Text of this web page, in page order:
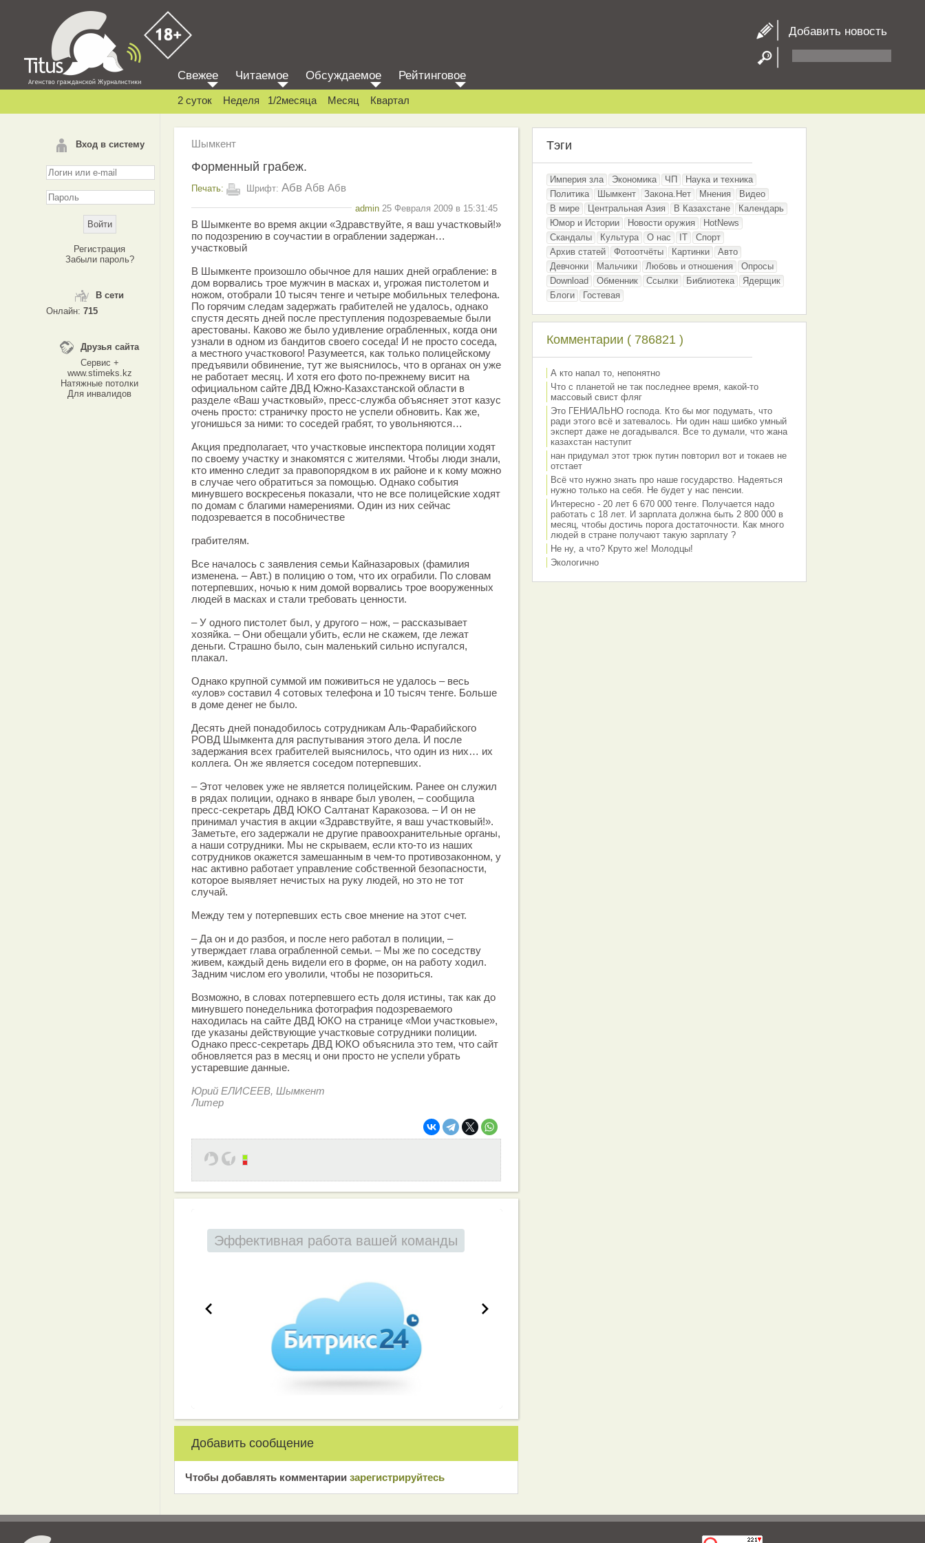
Добавить новость
Вход в систему
Регистрация
Забыли пароль?
В сети
Онлайн: 715
Друзья сайта
Сервис +
www.stimeks.kz
Натяжные потолки
Для инвалидов
Свежее Читаемое Обсуждаемое Рейтинговое
2 суток Неделя 1/2месяца Месяц Квартал
Шымкент
Форменный грабеж.
Печать: Шрифт: Абв Абв Абв
admin 25 Февраля 2009 в 15:31:45
В Шымкенте во время акции «Здравствуйте, я ваш участковый!»
по подозрению в соучастии в ограблении задержан…
участковый
В Шымкенте произошло обычное для наших дней ограбление: в
дом ворвались трое мужчин в масках и, угрожая пистолетом и
ножом, отобрали 10 тысяч тенге и четыре мобильных телефона.
По горячим следам задержать грабителей не удалось, однако
спустя десять дней после преступления подозреваемые были
арестованы. Каково же было удивление ограбленных, когда они
узнали в одном из бандитов своего соседа! И не просто соседа,
а местного участкового! Разумеется, как только полицейскому
предъявили обвинение, тут же выяснилось, что в органах он уже
не работает месяц. И хотя его фото по-прежнему висит на
официальном сайте ДВД Южно-Казахстанской области в
разделе «Ваш участковый», пресс-служба объясняет этот казус
очень просто: страничку просто не успели обновить. Как же,
угонишься за ними: то соседей грабят, то увольняются…
Акция предполагает, что участковые инспектора полиции ходят
по своему участку и знакомятся с жителями. Чтобы люди знали,
кто именно следит за правопорядком в их районе и к кому можно
в случае чего обратиться за помощью. Однако события
минувшего воскресенья показали, что не все полицейские ходят
по домам с благими намерениями. Один из них сейчас
подозревается в пособничестве
грабителям.
Все началось с заявления семьи Кайназаровых (фамилия
изменена. – Авт.) в полицию о том, что их ограбили. По словам
потерпевших, ночью к ним домой ворвались трое вооруженных
людей в масках и стали требовать ценности.
– У одного пистолет был, у другого – нож, – рассказывает
хозяйка. – Они обещали убить, если не скажем, где лежат
деньги. Страшно было, сын маленький сильно испугался,
плакал.
Однако крупной суммой им поживиться не удалось – весь
«улов» составил 4 сотовых телефона и 10 тысяч тенге. Больше
в доме денег не было.
Десять дней понадобилось сотрудникам Аль-Фарабийского
РОВД Шымкента для распутывания этого дела. И после
задержания всех грабителей выяснилось, что один из них… их
коллега. Он же является соседом потерпевших.
– Этот человек уже не является полицейским. Ранее он служил
в рядах полиции, однако в январе был уволен, – сообщила
пресс-секретарь ДВД ЮКО Салтанат Каракозова. – И он не
принимал участия в акции «Здравствуйте, я ваш участковый!».
Заметьте, его задержали не другие правоохранительные органы,
а наши сотрудники. Мы не скрываем, если кто-то из наших
сотрудников окажется замешанным в чем-то противозаконном, у
нас активно работает управление собственной безопасности,
которое выявляет нечистых на руку людей, но это не тот
случай.
Между тем у потерпевших есть свое мнение на этот счет.
– Да он и до разбоя, и после него работал в полиции, –
утверждает глава ограбленной семьи. – Мы же по соседству
живем, каждый день видели его в форме, он на работу ходил.
Задним числом его уволили, чтобы не позориться.
Возможно, в словах потерпевшего есть доля истины, так как до
минувшего понедельника фотография подозреваемого
находилась на сайте ДВД ЮКО на странице «Мои участковые»,
где указаны действующие участковые сотрудники полиции.
Однако пресс-секретарь ДВД ЮКО объяснила это тем, что сайт
обновляется раз в месяц и они просто не успели убрать
устаревшие данные.
Юрий ЕЛИСЕЕВ, Шымкент
Литер
Эффективная работа вашей команды
Добавить сообщение
Чтобы добавлять комментарии зарeгиcтрирyйтeсь
Тэги
Империя зла Экономика ЧП
Наука и техника
Политика
Шымкент Закона.Нет Мнения
Видео
В мире
Центральная Азия В Казахстане
Календарь
Юмор и Истории
Новости оружия
HotNews
Скандалы
Культура О нас IT
Спорт
Архив статей
Фотоотчёты Картинки
Авто
Девчонки
Мальчики Любовь и отношения
Опросы
Download
Обменник Ссылки Библиотека
Ядерщик
Блоги
Гостевая
Комментарии ( 786821 )
А кто напал то, непонятно
Что с планетой не так последнее время, какой-то
массовый свист фляг
Это ГЕНИАЛЬНО господа. Кто бы мог подумать, что
ради этого всё и затевалось. Ни один наш шибко умный
эксперт даже не догадывался. Все то думали, что жана
казахстан наступит
нан придумал этот трюк путин повторил вот и токаев не
отстает
Всё что нужно знать про наше государство. Надеяться
нужно только на себя. Не будет у нас пенсии.
Интересно - 20 лет 6 670 000 тенге. Получается надо
работать с 18 лет. И зарплата должна быть 2 800 000 в
месяц, чтобы достичь порога достаточности. Как много
людей в стране получают такую зарплату ?
Не ну, а что? Круто же! Молодцы!
Экологично